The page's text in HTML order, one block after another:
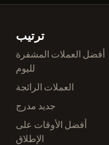
ترتيب
أفضل العملات المشفرة
لليوم
العملات الرائجة
جديد مدرج
أفضل الأوقات على
الإطلاق